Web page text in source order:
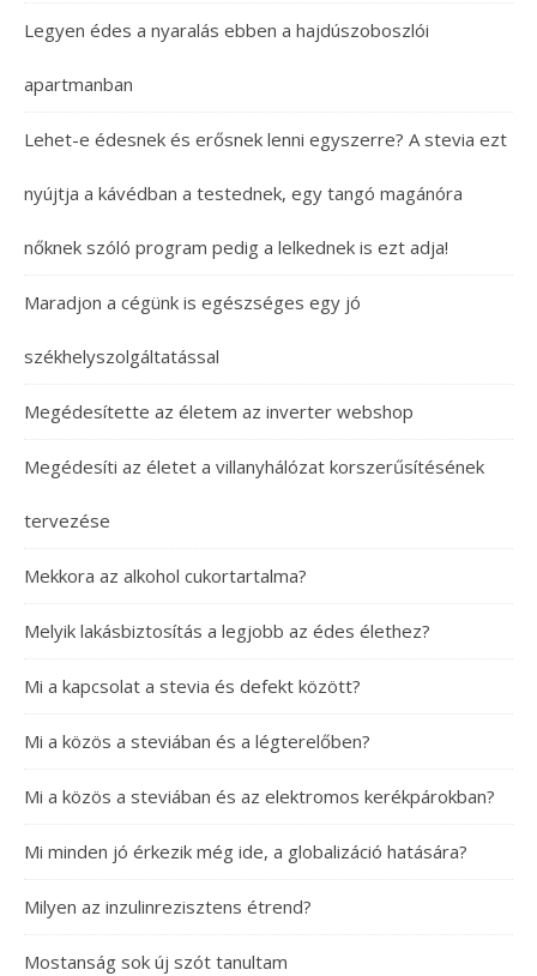
Legyen édes a nyaralás ebben a hajdúszoboszlói
apartmanban
Lehet-e édesnek és erősnek lenni egyszerre? A stevia ezt
nyújtja a kávédban a testednek, egy tangó magánóra
nőknek szóló program pedig a lelkednek is ezt adja!
Maradjon a cégünk is egészséges egy jó
székhelyszolgáltatással
Megédesítette az életem az inverter webshop
Megédesíti az életet a villanyhálózat korszerűsítésének
tervezése
Mekkora az alkohol cukortartalma?
Melyik lakásbiztosítás a legjobb az édes élethez?
Mi a kapcsolat a stevia és defekt között?
Mi a közös a steviában és a légterelőben?
Mi a közös a steviában és az elektromos kerékpárokban?
Mi minden jó érkezik még ide, a globalizáció hatására?
Milyen az inzulinrezisztens étrend?
Mostanság sok új szót tanultam